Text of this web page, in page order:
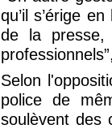
qu’il s’érige
de la presse,
Selon
police de
soulèvent des